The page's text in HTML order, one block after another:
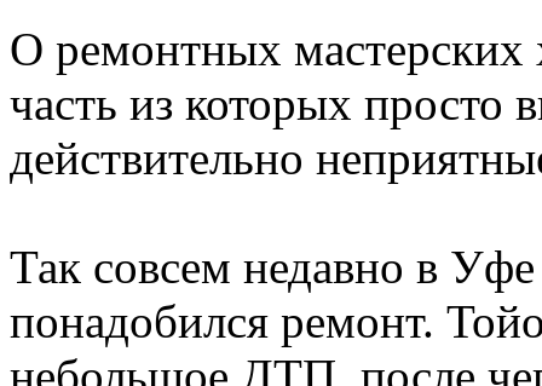
О ремонтных
часть из которых просто
действительно
Так совсем недавно в
понадобился ремонт.